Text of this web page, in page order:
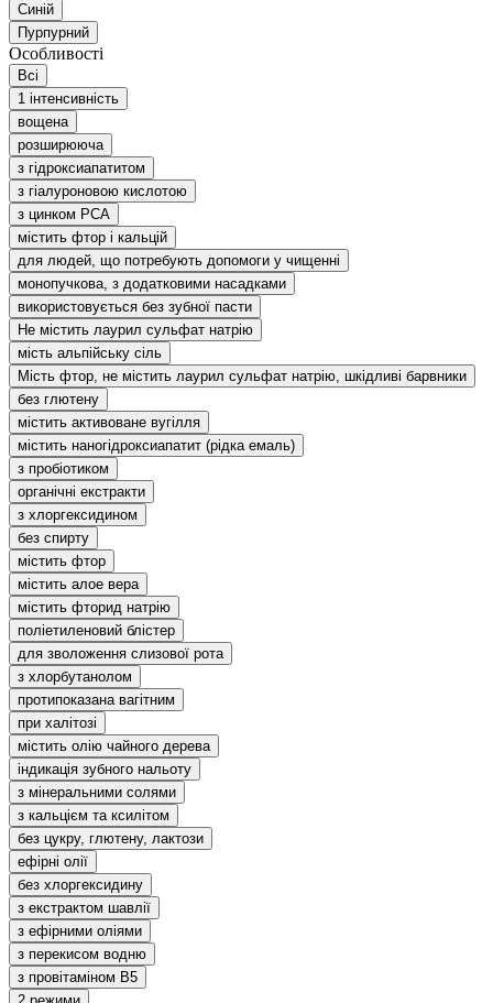
Синій
Пурпурний
Особливості
Всі
1 інтенсивність
вощена
розширююча
з гідроксиапатитом
з гіалуроновою кислотою
з цинком РСА
містить фтор і кальцій
для людей, що потребують допомоги у чищенні
монопучкова, з додатковими насадками
використовується без зубної пасти
Не містить лаурил сульфат натрію
мість альпійську сіль
Мість фтор, не містить лаурил сульфат натрію, шкідливі барвники
без глютену
містить активоване вугілля
містить наногідроксиапатит (рідка емаль)
з пробіотиком
органічні екстракти
з хлоргексидином
без спирту
містить фтор
містить алое вера
містить фторид натрію
поліетиленовий блістер
для зволоження слизової рота
з хлорбутанолом
протипоказана вагітним
при халітозі
містить олію чайного дерева
індикація зубного нальоту
з мінеральними солями
з кальцієм та ксилітом
без цукру, глютену, лактози
ефірні олії
без хлоргексидину
з екстрактом шавлії
з ефірними оліями
з перекисом водню
з провітаміном В5